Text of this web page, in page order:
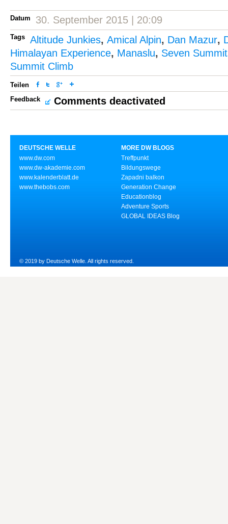
Datum 30. September 2015 | 20:09
Tags Altitude Junkies, Amical Alpin, Dan Mazur,
Himalayan Experience, Manaslu, Seven
Summit Climb
Teilen
Feedback
Comments deactivated
DEUTSCHE WELLE
www.dw.com
www.dw-akademie.com
www.kalenderblatt.de
www.thebobs.com
MORE DW BLOGS
Treffpunkt
Bildungswege
Zapadni balkon
Generation Change
Educationblog
Adventure Sports
GLOBAL IDEAS Blog
© 2019 by Deutsche Welle. All rights reserved.